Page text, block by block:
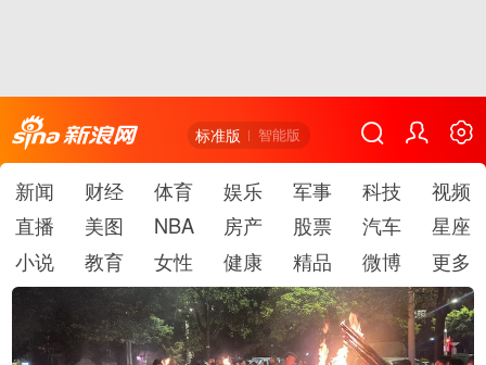
标准版 智能版
新闻 财经 体育 娱乐 军事 科技
视频
直播
美图 NBA 房产 股票 汽车
星座
小说
教育 女性 健康 精品 微博 更多